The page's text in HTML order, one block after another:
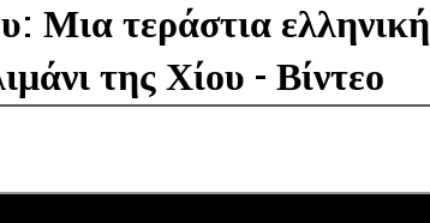
Μια τεράστια ελληνική
της Χίου - Βίντεο